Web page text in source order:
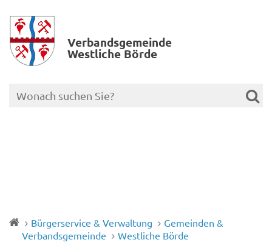
Verbands­gemeinde
Westliche Börde
Bürgerservice & Verwaltung
Gemeinden &
Verbandsgemeinde
Westliche Börde